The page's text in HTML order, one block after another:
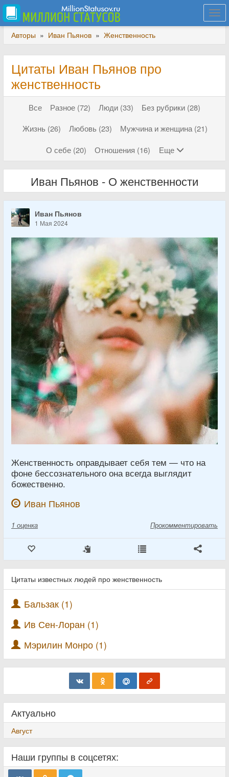
Авторы » Иван Пьянов » Женственность
Цитаты Иван Пьянов про
женственность
Все Разное (72) Люди (33)
Без рубрики (28)
Жизнь (26)
Любовь (23)
Мужчина и женщина (21)
О себе (20)
Отношения (16) Еще
Иван Пьянов - О женственности
Иван Пьянов
1 Мая 2024
Женственность оправдывает себя тем — что на
фоне бессознательного она всегда выглядит
божественно.
Иван Пьянов
1 оценка Прокомментировать
Цитаты известных людей про женственность
Бальзак (1)
Ив Сен-Лоран (1)
Мэрилин Монро (1)
Актуально
Август
Наши группы в соцсетях: